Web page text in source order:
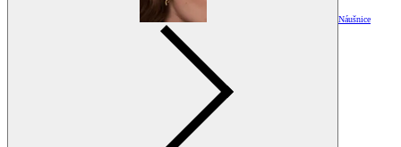
Náušnice